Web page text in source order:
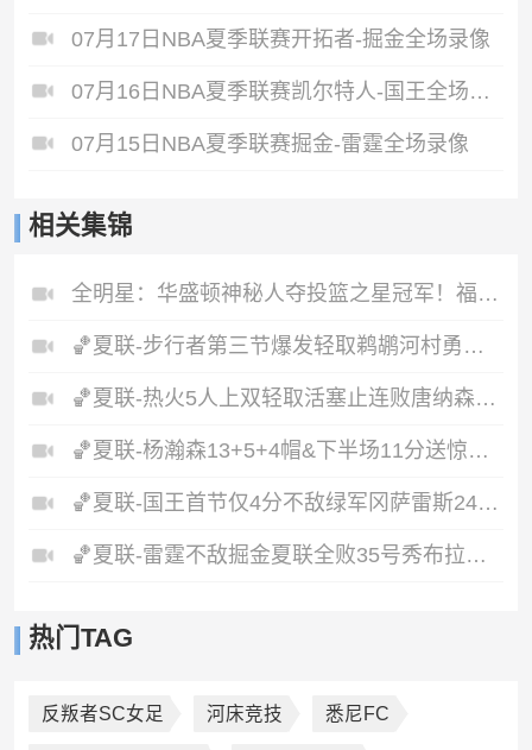
07月17日NBA夏季联赛开拓者-掘金全场录像
07月16日NBA夏季联赛凯尔特人-国王全场录像
07月15日NBA夏季联赛掘金-雷霆全场录像
相关集锦
全明星：华盛顿神秘人夺投篮之星冠军！福德夺得三分大赛冠军！
🏀夏联-步行者第三节爆发轻取鹈鹕河村勇辉5+5+12斯劳森22分
🏀夏联-热火5人上双轻取活塞止连败唐纳森20+8+10奥科里27分
🏀夏联-杨瀚森13+5+4帽&下半场11分送惊艳妙传开拓者力克掘金
🏀夏联-国王首节仅4分不敌绿军冈萨雷斯24+10+5塞纳克10+12
🏀夏联-雷霆不敌掘金夏联全败35号秀布拉齐尔32+6马拉14+7+6
热门TAG
反叛者SC女足 河床竞技 悉尼FC